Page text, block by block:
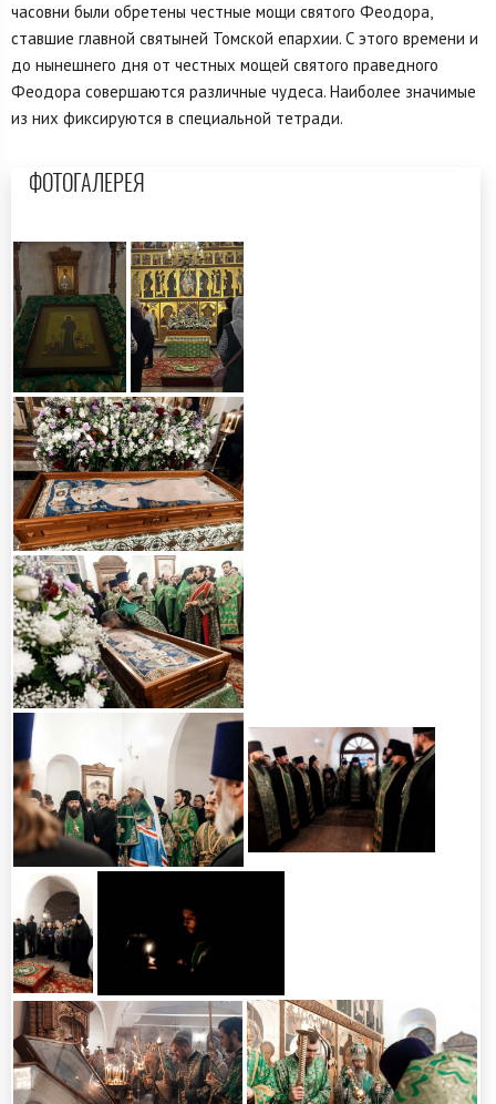
часовни были обретены честные мощи святого Феодора,
ставшие главной святыней Томской епархии. С этого времени и
до нынешнего дня от честных мощей святого праведного
Феодора совершаются различные чудеса. Наиболее значимые
из них фиксируются в специальной тетради.
ФОТОГАЛЕРЕЯ